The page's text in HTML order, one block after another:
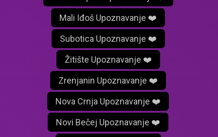
Mali Iđoš Upoznavanje ❤️
Subotica Upoznavanje ❤️
Žitište Upoznavanje ❤️
Zrenjanin Upoznavanje ❤️
Nova Crnja Upoznavanje ❤️
Novi Bečej Upoznavanje ❤️